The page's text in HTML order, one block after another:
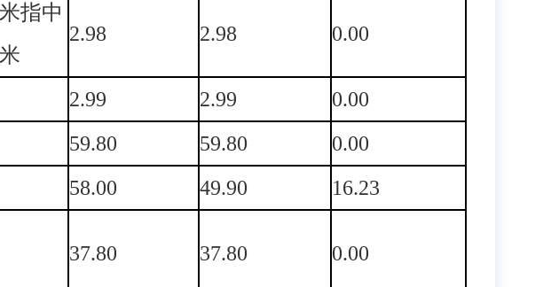
指中
2.98 2.98 0.00
2.99 2.99
0.00
59.80 59.80
0.00
58.00 49.90 16.23
37.80 37.80 0.00